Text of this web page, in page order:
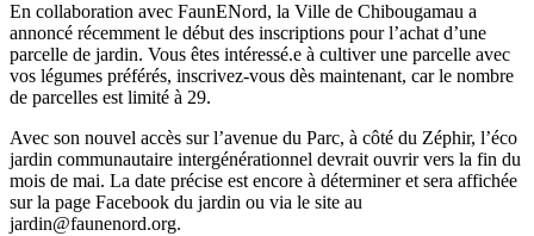
En collaboration avec FaunENord, la Ville de Chibougamau a
annoncé récemment le début des inscriptions pour l’achat d’une
parcelle de jardin. Vous êtes intéressé.e à cultiver une parcelle avec
vos légumes préférés, inscrivez-vous dès maintenant, car le nombre
de parcelles est limité à 29.
Avec son nouvel accès sur l’avenue du Parc, à côté du Zéphir, l’éco
jardin communautaire intergénérationnel devrait ouvrir vers la fin du
mois de mai. La date précise est encore à déterminer et sera affichée
sur la page Facebook du jardin ou via le site au
jardin@faunenord.org.